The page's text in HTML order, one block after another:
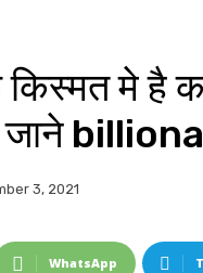
मे है
जाने
3, 2021
WhatsApp